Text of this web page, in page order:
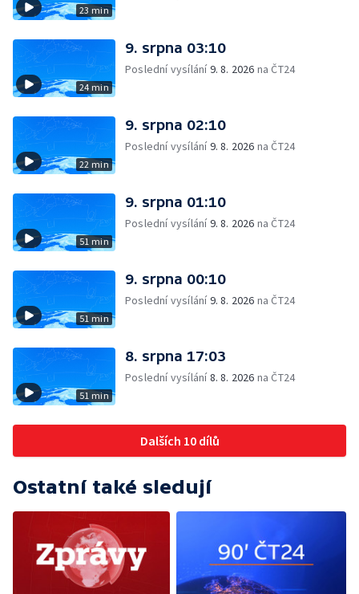
23 min
24 min
9. srpna 03:10
Poslední vysílání9. 8. 2026 na ČT24
22 min
9. srpna 02:10
Poslední vysílání9. 8. 2026 na ČT24
51 min
9. srpna 01:10
Poslední vysílání9. 8. 2026 na ČT24
51 min
9. srpna 00:10
Poslední vysílání9. 8. 2026 na ČT24
51 min
8. srpna 17:03
Poslední vysílání8. 8. 2026 na ČT24
Dalších 10 dílů
Ostatní také sledují